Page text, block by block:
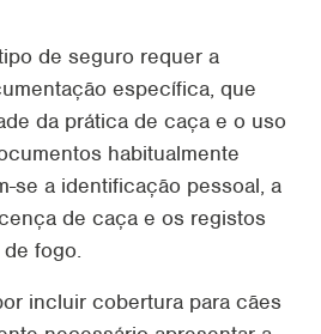
de seguro requer a
específica, que
da prática de caça e o uso
habitualmente
se a identificação pessoal, a
de caça e os registos
fogo.
incluir cobertura para cães